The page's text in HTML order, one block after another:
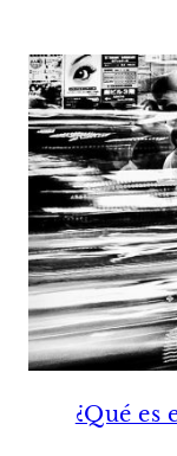
¿Qué es